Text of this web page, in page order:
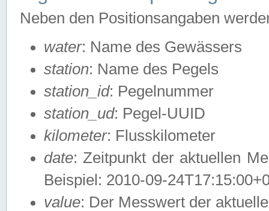
Neben den Positionsangaben
water: Name des Gewässers
station: Name des Pegels
station_id: Pegelnummer
station_ud: Pegel-UUID
kilometer: Flusskilometer
date: Zeitpunkt der aktuellen
Beispiel: 2010-09-
value: Der Messwert der